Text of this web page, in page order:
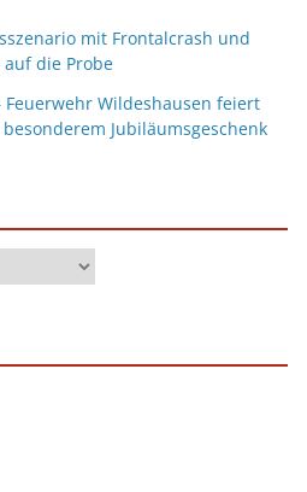
mit Frontalcrash und
die Probe
Feuerwehr Wildeshausen feiert
Jubiläumsgeschenk